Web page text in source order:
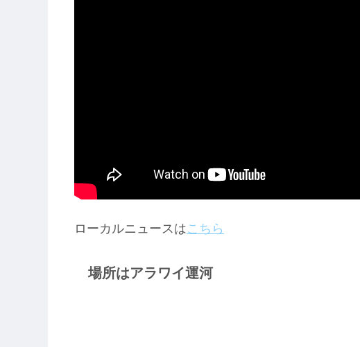
ローカルニュースはこちら
場所はアラワイ運河